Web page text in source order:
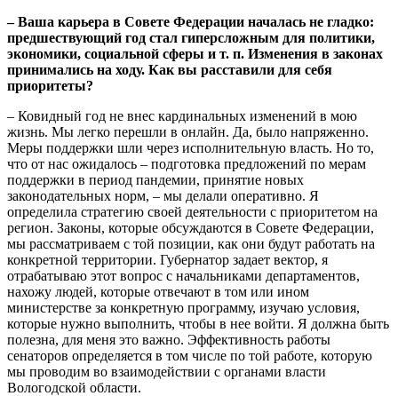
– Ваша карьера в Совете Федерации началась не гладко:
предшествующий год стал гиперсложным для политики,
экономики, социальной сферы и т. п. Изменения в законах
принимались на ходу. Как вы расставили для себя
приоритеты?
– Ковидный год не внес кардинальных изменений в мою
жизнь. Мы легко перешли в онлайн. Да, было напряженно.
Меры поддержки шли через исполнительную власть. Но то,
что от нас ожидалось – подготовка предложений по мерам
поддержки в период пандемии, принятие новых
законодательных норм, – мы делали оперативно. Я
определила стратегию своей деятельности с приоритетом на
регион. Законы, которые обсуждаются в Совете Федерации,
мы рассматриваем с той позиции, как они будут работать на
конкретной территории. Губернатор задает вектор, я
отрабатываю этот вопрос с начальниками департаментов,
нахожу людей, которые отвечают в том или ином
министерстве за конкретную программу, изучаю условия,
которые нужно выполнить, чтобы в нее войти. Я должна быть
полезна, для меня это важно. Эффективность работы
сенаторов определяется в том числе по той работе, которую
мы проводим во взаимодействии с органами власти
Вологодской области.